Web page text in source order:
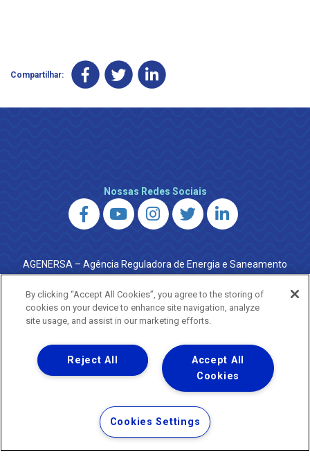
Compartilhar:
Nossas Redes Sociais
AGENERSA – Agência Reguladora de Energia e Saneamento
do Estado do Rio de Janeiro
0800 024 9040 · (21) 2332-6457 (WhatsApp) ·
ouvidoria@agenersa.rj.gov.br/ouvidoria.agenersa@gmail.com
·http://www.agenersa.rj.gov.br
Uma empresa
Copyright ® 2026 - Todos os Direitos Reservados.
Termos Gerais de Uso de Sites e Aplicativos
Política de Privacidade e Proteção de Dados
By clicking “Accept All Cookies”, you agree to the storing of
cookies on your device to enhance site navigation, analyze
site usage, and assist in our marketing efforts.
Accept All
Cookies
Reject All
Cookies Settings